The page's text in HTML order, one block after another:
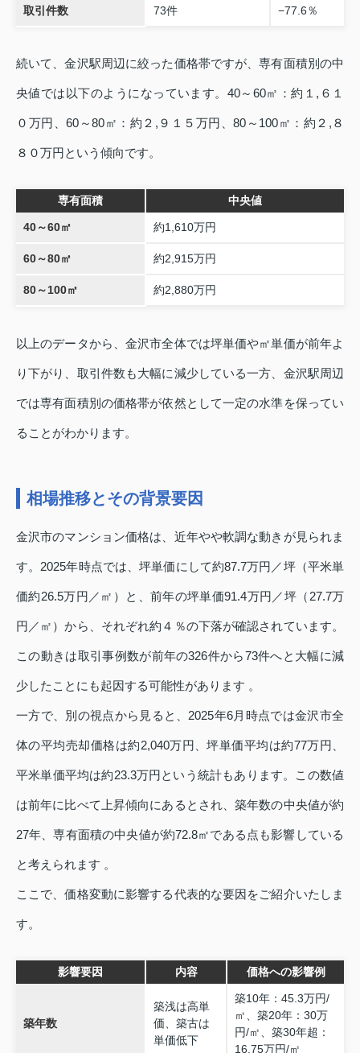
取引件数 73件 −77.6％
続いて、金沢駅周辺に絞った価格帯ですが、専有面積別の中
央値では以下のようになっています。40～60㎡：約１,６１
０万円、60～80㎡：約２,９１５万円、80～100㎡：約２,８
８０万円という傾向です。
専有面積 中央値
40～60㎡ 約1,610万円
60～80㎡ 約2,915万円
80～100㎡ 約2,880万円
以上のデータから、金沢市全体では坪単価や㎡単価が前年よ
り下がり、取引件数も大幅に減少している一方、金沢駅周辺
では専有面積別の価格帯が依然として一定の水準を保ってい
ることがわかります。
相場推移とその背景要因
金沢市のマンション価格は、近年やや軟調な動きが見られま
す。2025年時点では、坪単価にして約87.7万円／坪（平米単
価約26.5万円／㎡）と、前年の坪単価91.4万円／坪（27.7万
円／㎡）から、それぞれ約４％の下落が確認されています。
この動きは取引事例数が前年の326件から73件へと大幅に減
少したことにも起因する可能性があります 。
一方で、別の視点から見ると、2025年6月時点では金沢市全
体の平均売却価格は約2,040万円、坪単価平均は約77万円、
平米単価平均は約23.3万円という統計もあります。この数値
は前年に比べて上昇傾向にあるとされ、築年数の中央値が約
27年、専有面積の中央値が約72.8㎡である点も影響している
と考えられます 。
ここで、価格変動に影響する代表的な要因をご紹介いたしま
す。
影響要因 内容 価格への影響例
築年数
築浅は高単
価、築古は
単価低下
築10年：45.3万円/
㎡、築20年：30万
円/㎡、築30年超：
16.75万円/㎡